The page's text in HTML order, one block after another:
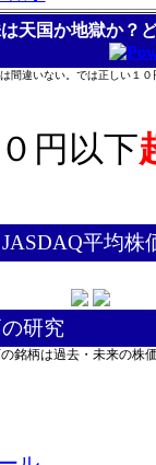
天国か地獄か？
間違いない。では正しい１
円以下
平均株
研究
銘柄は過去・未来の株